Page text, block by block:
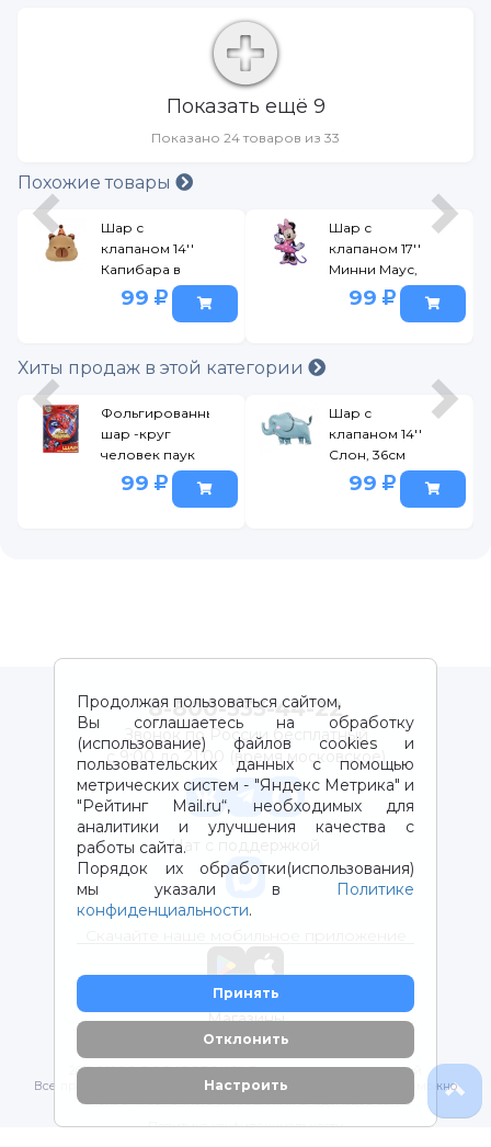
Показать ещё 9
Показано 24 товаров из 33
Похожие товары
Шар с
клапаном 14''
Капибара в
колпачке,
36см
99
Шар с
клапаном 17''
Минни Маус,
43см99
Хиты продаж в этой категории
Фольгированный
шар -круг
человек паук
ЧУДО
ПРАЗДНИК в
99
Шар с
клапаном 14''
Слон, 36см
99
Продолжая пользоваться сайтом,
Вы соглашаетесь на обработку
(использование) файлов cookies и
пользовательских данных с помощью
метрических систем - "Яндекс Метрика" и
"Рейтинг Mail.ru“, необходимых для
аналитики и улучшения качества с
работы сайта.
Порядок их обработки(использования)
мы указали в
Политике
конфиденциальности.
Принять
Отклонить
Настроить
8-800-333-44-22
Звонок по России бесплатный
с 9:00 до 21:00 (время московское)
Чат с поддержкой
Магазины
2012-2026 © ООО "ВОТОНЯ". Детские товары с доставкой
Все права защищены. Любое использование материалов возможно
только с письменного разрешения владельцев сайта.
Политика конфиденциальности